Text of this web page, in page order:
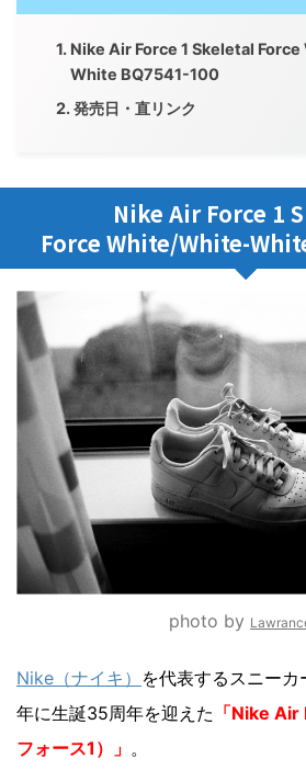
Nike Air Force 1 Skeletal
White BQ7541-100
発売日・直リンク
Nike Air Force 1
Force White/White-
photo by
Nike（ナイキ） を代表するスニー
年に生誕35周年を迎えた 「Nike
フォース1）」 。